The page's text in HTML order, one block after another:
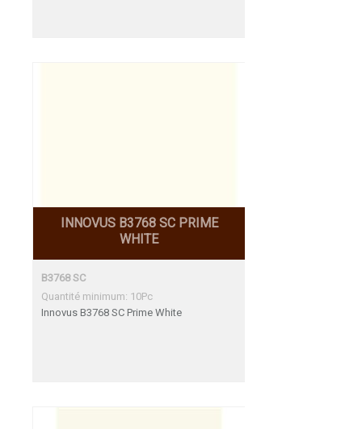
INNOVUS B3768 SC PRIME
WHITE
B3768 SC
Quantité minimum: 10Pc
Innovus B3768 SC Prime White